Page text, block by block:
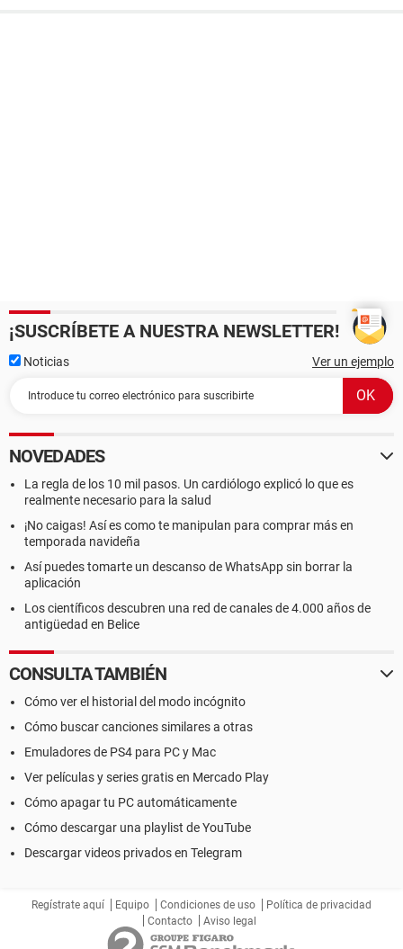
¡SUSCRÍBETE A NUESTRA NEWSLETTER!
Noticias Ver un ejemplo
NOVEDADES
La regla de los 10 mil pasos. Un cardiólogo explicó lo que es
realmente necesario para la salud
¡No caigas! Así es como te manipulan para comprar más en
temporada navideña
Así puedes tomarte un descanso de WhatsApp sin borrar la
aplicación
Los científicos descubren una red de canales de 4.000 años de
antigüedad en Belice
CONSULTA TAMBIÉN
Cómo ver el historial del modo incógnito
Cómo buscar canciones similares a otras
Emuladores de PS4 para PC y Mac
Ver películas y series gratis en Mercado Play
Cómo apagar tu PC automáticamente
Cómo descargar una playlist de YouTube
Descargar videos privados en Telegram
Regístrate aquí Equipo Condiciones de uso
Política de privacidad
Contacto
Aviso legal